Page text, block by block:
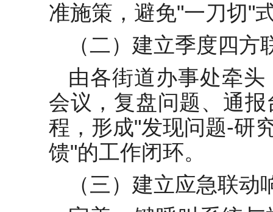
准施策，避免"一刀切"
（二）建立季度四
由各街道办事处牵
会议，复盘问题、通
程，形成"发现问题-研
馈"的工作闭环。
（三）建立应急联动